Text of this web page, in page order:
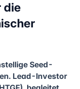
die
Seed-
Lead-Investor